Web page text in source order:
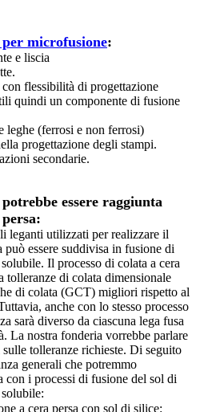
microfusione:
e liscia
flessibilità di progettazione
quindi un componente di fusione
leghe (ferrosi e non ferrosi)
progettazione degli stampi.
secondarie.
essere raggiunta
leganti utilizzati per realizzare il
può essere suddivisa in fusione di
Il processo di colata a cera
tolleranze di colata dimensionale
di colata (GCT) migliori rispetto al
anche con lo stesso processo
sarà diverso da ciascuna lega fusa
La nostra fonderia vorrebbe parlare
tolleranze richieste. Di seguito
generali che potremmo
con i processi di fusione del sol di
a cera persa con sol di silice: